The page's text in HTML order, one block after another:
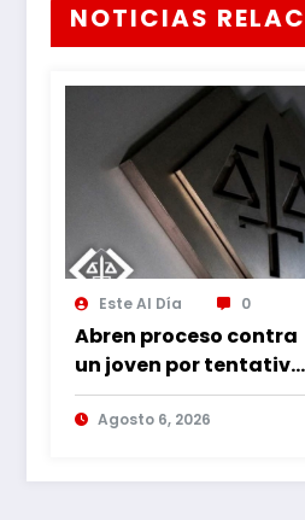
NOTICIAS
Este Al Día 0
Abren proceso contra
un joven por tentativa
de hurto agravado
Agosto 6, 2026